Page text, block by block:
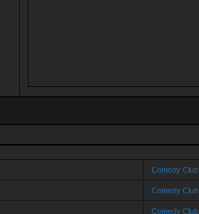
Comedy Club
Comedy Club
Comedy Club